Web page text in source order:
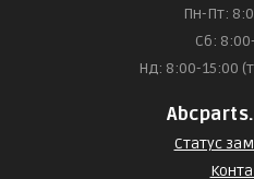
Пн-Пт:
Сб:
Нд: 8:00-15:00
Статус